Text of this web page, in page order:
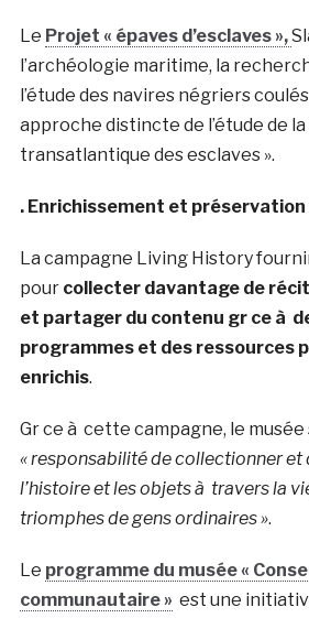
Le Projet « épaves d’esclaves »,
l’archéologie maritime, la
l’étude des navires négriers
approche distincte de l’étude de
transatlantique des esclaves ».
. Enrichissement et
La campagne Living History
pour collecter davantage de
et partager du contenu gr ce à
programmes et des ressources
enrichis.
Gr ce à cette campagne, le
« responsabilité de collectionner et
l’histoire et les objets à travers la
triomphes de gens ordinaires ».
Le programme du musée «
communautaire » est une